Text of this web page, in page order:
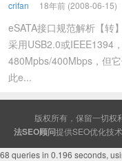
crifan 18年前 (2008-06-15)
eSATA接口规范解析【
采用USB2.0或IEEE1394
480Mpbs/400Mbps，但
此e...
版权所有，保留一切权
法SEO顾问提供SEO优化技
68 queries in 0.196 seconds,